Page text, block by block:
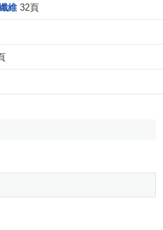
，符號為
tex。習慣上，有時將比強
力的指標。紡織纖維拉伸
維 32頁